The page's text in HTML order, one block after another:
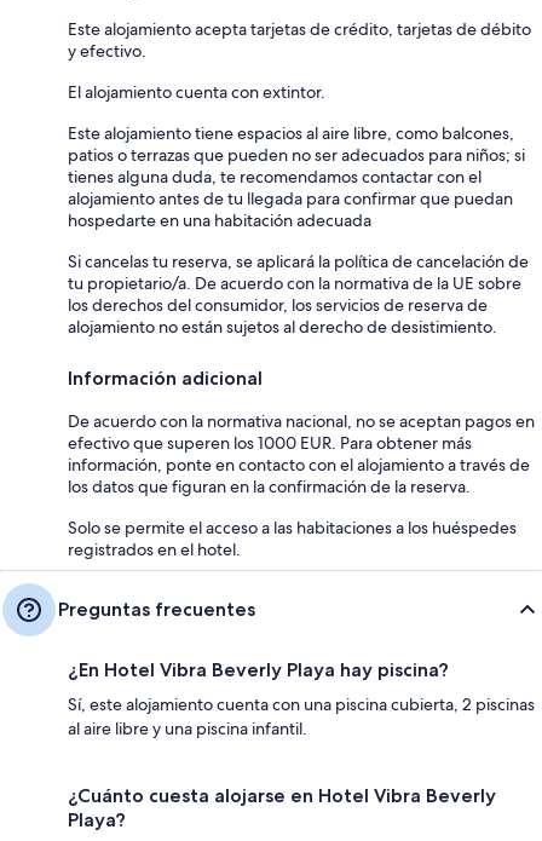
Este alojamiento acepta tarjetas de crédito, tarjetas de débito
y efectivo.
El alojamiento cuenta con extintor.
Este alojamiento tiene espacios al aire libre, como balcones,
patios o terrazas que pueden no ser adecuados para niños; si
tienes alguna duda, te recomendamos contactar con el
alojamiento antes de tu llegada para confirmar que puedan
hospedarte en una habitación adecuada
Si cancelas tu reserva, se aplicará la política de cancelación de
tu propietario/a. De acuerdo con la normativa de la UE sobre
los derechos del consumidor, los servicios de reserva de
alojamiento no están sujetos al derecho de desistimiento.
Información adicional
De acuerdo con la normativa nacional, no se aceptan pagos en
efectivo que superen los 1000 EUR. Para obtener más
información, ponte en contacto con el alojamiento a través de
los datos que figuran en la confirmación de la reserva.
Solo se permite el acceso a las habitaciones a los huéspedes
registrados en el hotel.
Preguntas frecuentes
¿En Hotel Vibra Beverly Playa hay piscina?
Sí, este alojamiento cuenta con una piscina cubierta, 2 piscinas
al aire libre y una piscina infantil.
¿Cuánto cuesta alojarse en Hotel Vibra Beverly
Playa?